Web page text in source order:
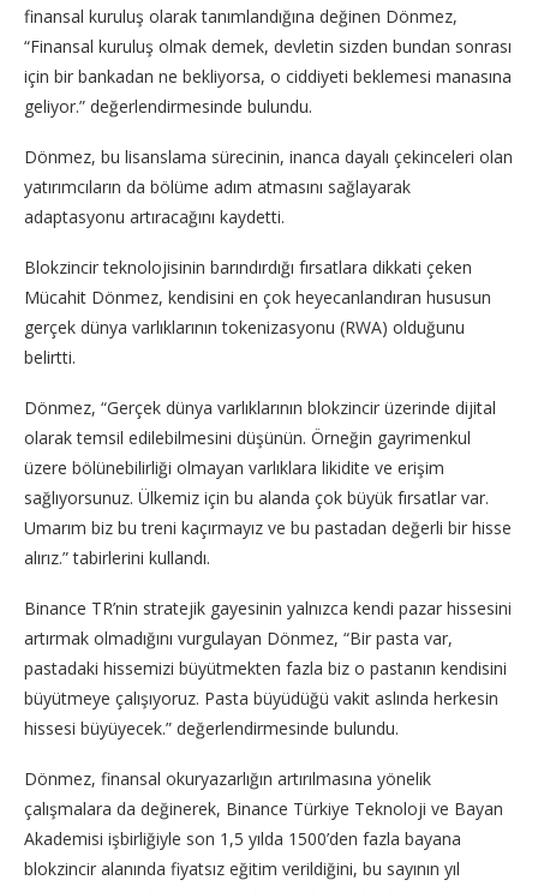
finansal kuruluş olarak tanımlandığına değinen Dönmez,
“Finansal kuruluş olmak demek, devletin sizden bundan sonrası
için bir bankadan ne bekliyorsa, o ciddiyeti beklemesi manasına
geliyor.” değerlendirmesinde bulundu.
Dönmez, bu lisanslama sürecinin, inanca dayalı çekinceleri olan
yatırımcıların da bölüme adım atmasını sağlayarak
adaptasyonu artıracağını kaydetti.
Blokzincir teknolojisinin barındırdığı fırsatlara dikkati çeken
Mücahit Dönmez, kendisini en çok heyecanlandıran hususun
gerçek dünya varlıklarının tokenizasyonu (RWA) olduğunu
belirtti.
Dönmez, “Gerçek dünya varlıklarının blokzincir üzerinde dijital
olarak temsil edilebilmesini düşünün. Örneğin gayrimenkul
üzere bölünebilirliği olmayan varlıklara likidite ve erişim
sağlıyorsunuz. Ülkemiz için bu alanda çok büyük fırsatlar var.
Umarım biz bu treni kaçırmayız ve bu pastadan değerli bir hisse
alırız.” tabirlerini kullandı.
Binance TR’nin stratejik gayesinin yalnızca kendi pazar hissesini
artırmak olmadığını vurgulayan Dönmez, “Bir pasta var,
pastadaki hissemizi büyütmekten fazla biz o pastanın kendisini
büyütmeye çalışıyoruz. Pasta büyüdüğü vakit aslında herkesin
hissesi büyüyecek.” değerlendirmesinde bulundu.
Dönmez, finansal okuryazarlığın artırılmasına yönelik
çalışmalara da değinerek, Binance Türkiye Teknoloji ve Bayan
Akademisi işbirliğiyle son 1,5 yılda 1500’den fazla bayana
blokzincir alanında fiyatsız eğitim verildiğini, bu sayının yıl